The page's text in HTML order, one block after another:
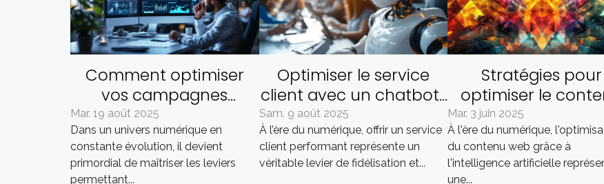
Comment optimiser
vos campagnes
publicitaires en ligne
pour maximiser le ROI ?
Mar. 19 août 2025
Dans un univers numérique en
constante évolution, il devient
primordial de maîtriser les leviers
permettant...
Optimiser le service
client avec un chatbot :
quels avantages ?
Sam. 9 août 2025
À l’ère du numérique, offrir un service
client performant représente un
véritable levier de fidélisation et...
Stratégies pour
optimiser le
web avec
artificielle
Mar. 3 juin 2025
À l'ère du numérique,
du contenu web grâce à
l'intelligence artificielle
une...